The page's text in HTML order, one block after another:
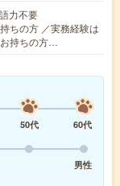
力不要
ちの方 ／実務経験は
持ちの方…
50代
60代
男性